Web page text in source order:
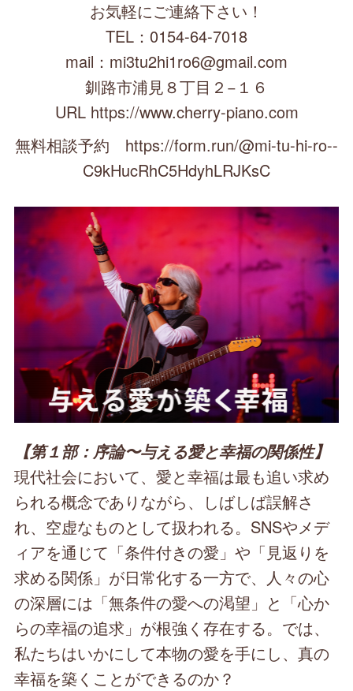
お気軽にご連絡下さい！
TEL：0154-64-7018
mail：mi3tu2hi1ro6@gmail.com
釧路市浦見８丁目２−１６
URL https://www.cherry-piano.com
無料相談予約 https://form.run/@mi-tu-hi-ro--
C9kHucRhC5HdyhLRJKsC
【第１部：序論〜与える愛と幸福の関係性】
現代社会において、愛と幸福は最も追い求め
られる概念でありながら、しばしば誤解さ
れ、空虚なものとして扱われる。SNSやメデ
ィアを通じて「条件付きの愛」や「見返りを
求める関係」が日常化する一方で、人々の心
の深層には「無条件の愛への渇望」と「心か
らの幸福の追求」が根強く存在する。では、
私たちはいかにして本物の愛を手にし、真の
幸福を築くことができるのか？